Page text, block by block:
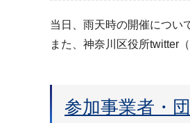
当日、雨天時の開催につい
また、神奈川区役所twitter
参加事業者・